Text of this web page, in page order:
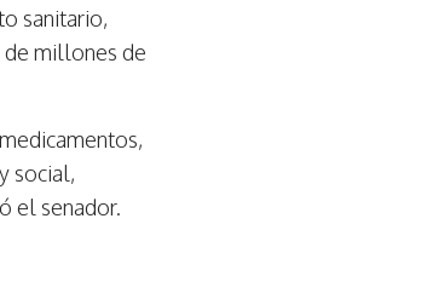
sanitario,
de millones de
social,
el senador.